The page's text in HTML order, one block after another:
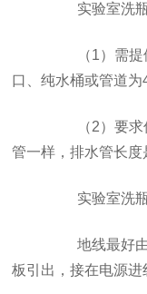
实验室洗瓶
（1）需提供
口、纯水桶或管道为
（2）要求仪
管一样，排水管长度
实验室洗瓶
地线最好由
板引出，接在电源进